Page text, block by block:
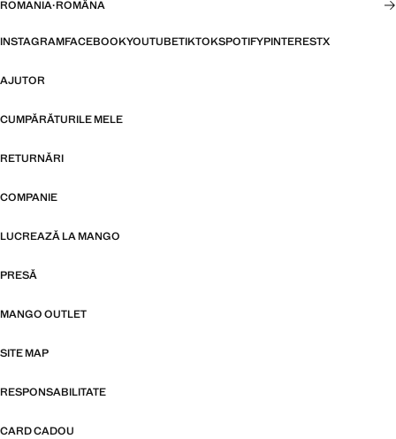
ROMANIA·ROMÂNA
INSTAGRAMFACEBOOKYOUTUBETIKTOKSPOTIFYPINTERESTX
AJUTOR
CUMPĂRĂTURILE MELE
RETURNĂRI
COMPANIE
LUCREAZĂ LA MANGO
PRESĂ
MANGO OUTLET
SITE MAP
RESPONSABILITATE
CARD CADOU